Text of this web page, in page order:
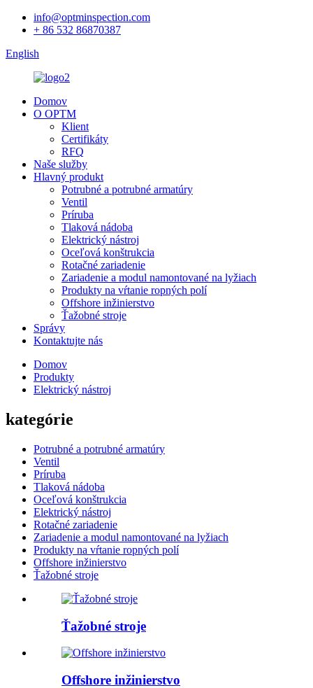
info@optminspection.com
+ 86 532 86870387
English
Domov
O OPTM
Klient
Certifikáty
RFQ
Naše služby
Hlavný produkt
Potrubné a potrubné armatúry
Ventil
Príruba
Tlaková nádoba
Elektrický nástroj
Oceľová konštrukcia
Rotačné zariadenie
Zariadenie a modul namontované na lyžiach
Produkty na vŕtanie ropných polí
Offshore inžinierstvo
Ťažobné stroje
Správy
Kontaktujte nás
Domov
Produkty
Elektrický nástroj
kategórie
Potrubné a potrubné armatúry
Ventil
Príruba
Tlaková nádoba
Oceľová konštrukcia
Elektrický nástroj
Rotačné zariadenie
Zariadenie a modul namontované na lyžiach
Produkty na vŕtanie ropných polí
Offshore inžinierstvo
Ťažobné stroje
Ťažobné stroje
Offshore inžinierstvo